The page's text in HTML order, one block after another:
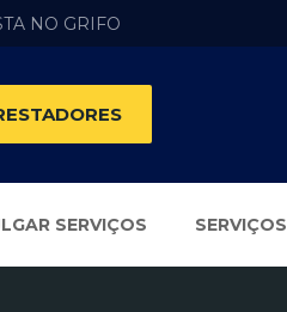
NO GRIFO
SERVIÇOS SERVIÇOS